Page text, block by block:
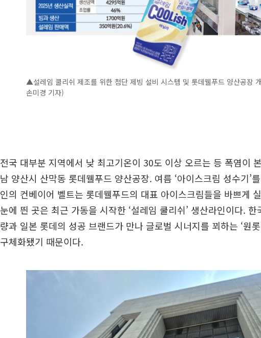
▲설레임 쿨리쉬 제조를 위한 첨단 제빙 설비 시스템 및 롯데웰푸드 양산공장
손미경 기자)
전국 대부분 지역에서 낮 최고기온이 30도 이상 오르는 등 폭염이
남 양산시 산막동 롯데웰푸드 양산공장. 여름 ‘아이스크림 성수기’
인의 컨베이어 벨트는 롯데웰푸드의 대표 아이스크림들을 바쁘게
눈에 띈 곳은 최근 가동을 시작한 ‘설레임 쿨리쉬’ 생산라인이다.
량과 일본 롯데의 성공 브랜드가 만나 글로벌 시너지를 꾀하는 ‘원
구체화됐기 때문이다.